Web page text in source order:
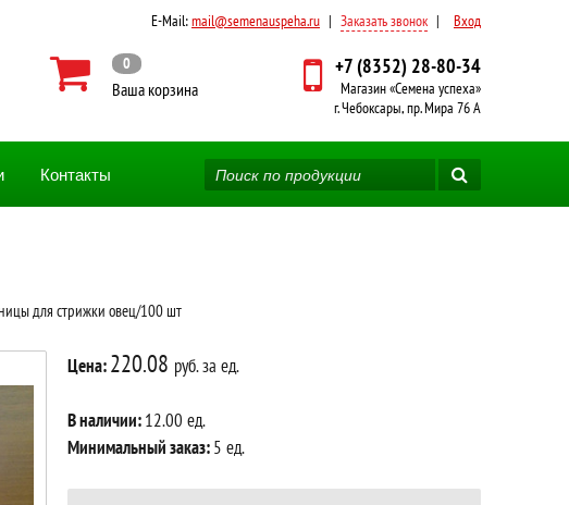
E-Mail:mail@semenauspeha.ru | Заказать звонок | Вход
0
Ваша корзина
+7 (8352) 28-80-34
Магазин «Семена успеха»
г. Чебоксары, пр. Мира 76 А
Контакты
для стрижки овец/100 шт
Цена:220.08 руб. за ед.
В наличии:12.00 ед.
Минимальный заказ:5 ед.